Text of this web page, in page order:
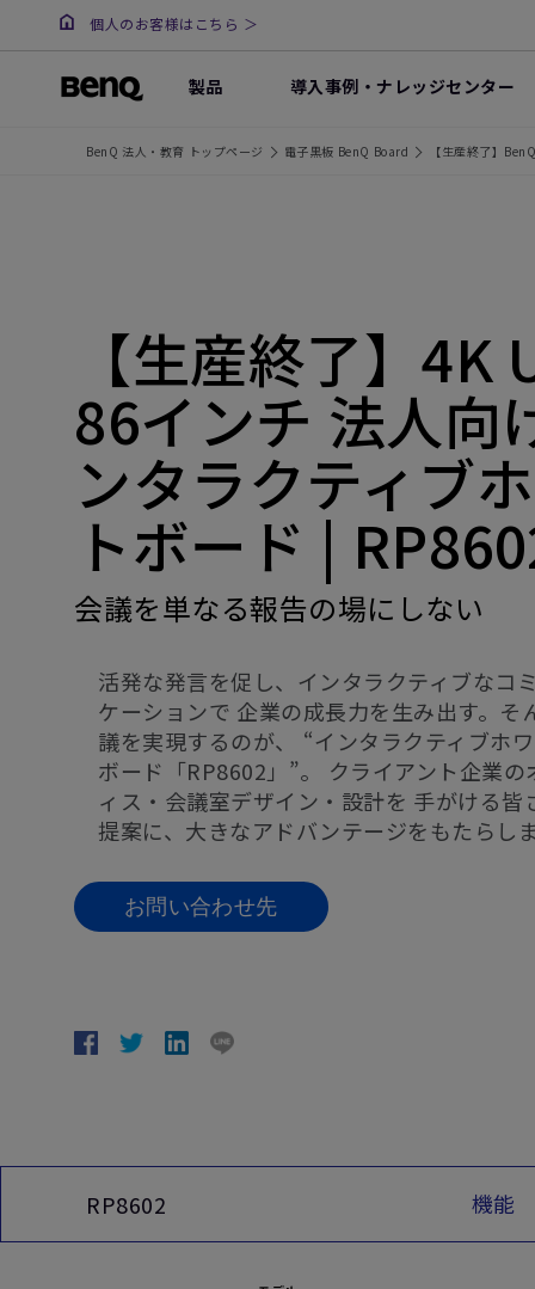
個人のお客様はこちら ＞
製品 導入事例・ナレッジセンター
BenQ 法人・教育 トップページ 電子黒板 BenQ Board 【生産終了】
【生産終了】4K
86インチ 法人向
ンタラクティブ
トボード |
会議を単なる報告の場にしない
活発な発言を促し、インタラクティブなコ
ケーションで 企業の成長力を生み出す。そ
議を実現するのが、 “インタラクティブホ
ボード「RP8602」”。 クライアント企業の
ィス・会議室デザイン・設計を 手がける皆
提案に、大きなアドバンテージをもたらし
お問い合わせ先
RP8602 機能